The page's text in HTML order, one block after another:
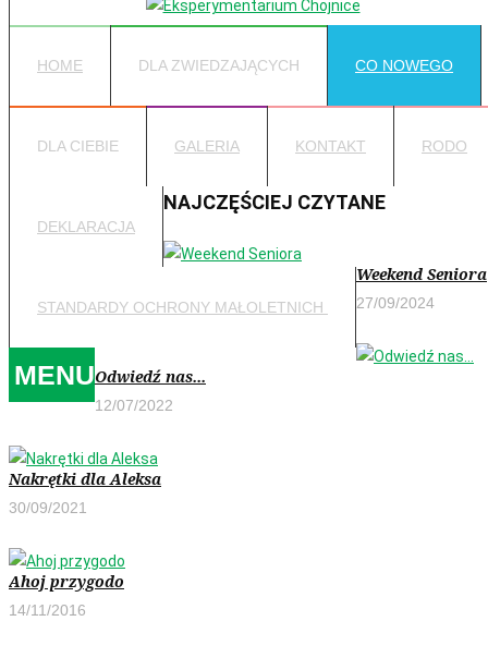
HOME DLA ZWIEDZAJĄCYCH CO NOWEGO
DLA CIEBIE GALERIA KONTAKT RODO
DEKLARACJA
STANDARDY OCHRONY MAŁOLETNICH
MENU
NAJCZĘŚCIEJ CZYTANE
Weekend Seniora
27/09/2024
Odwiedź nas...
12/07/2022
Nakrętki dla Aleksa
30/09/2021
Ahoj przygodo
14/11/2016